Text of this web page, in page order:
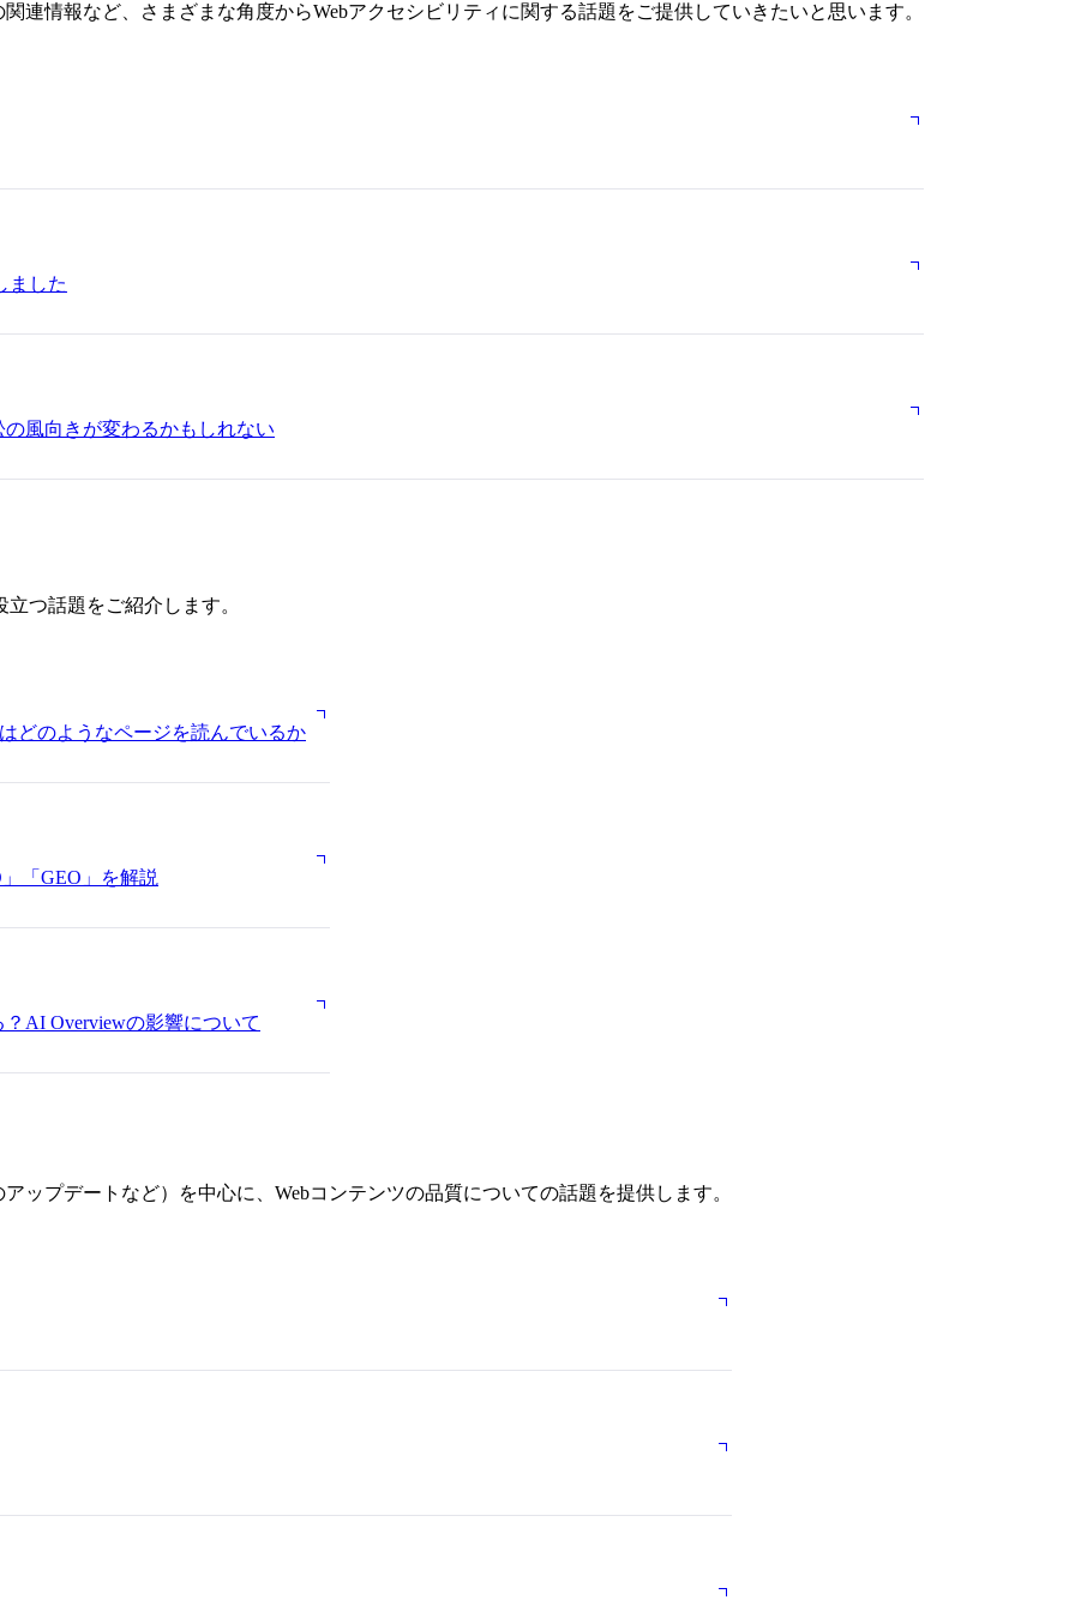
連情報など、さまざまな角度からWebアクセシビリティに関する話題をご提供していきたいと思います。
ました
風向きが変わるかもしれない
つ話題をご紹介します。
どのようなページを読んでいるか
「GEO」を解説
AI Overviewの影響について
ップデートなど）を中心に、Webコンテンツの品質についての話題を提供します。